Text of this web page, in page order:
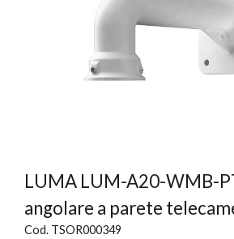
LUMA LUM-A20-WMB-
angolare a parete
Cod. TSOR000349